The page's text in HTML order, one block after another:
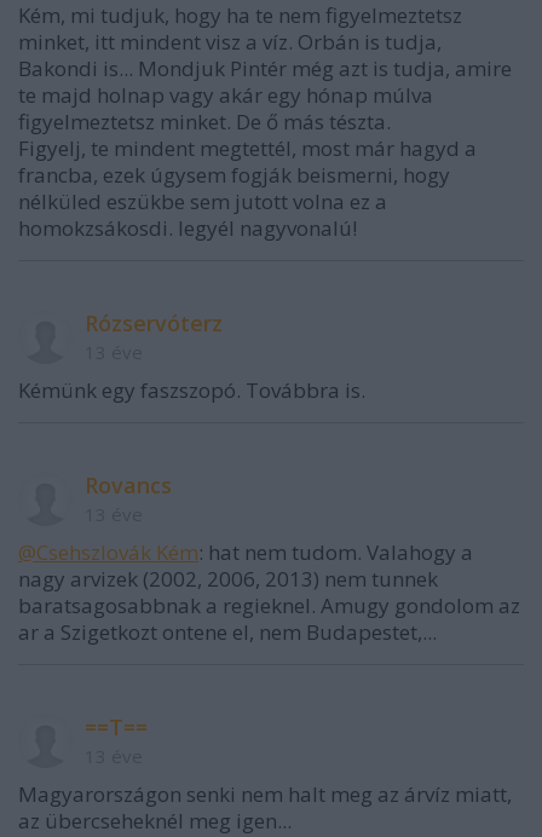
Kém, mi tudjuk, hogy ha te nem figyelmeztetsz
minket, itt mindent visz a víz. Orbán is tudja,
Bakondi is... Mondjuk Pintér még azt is tudja, amire
te majd holnap vagy akár egy hónap múlva
figyelmeztetsz minket. De ő más tészta.
Figyelj, te mindent megtettél, most már hagyd a
francba, ezek úgysem fogják beismerni, hogy
nélküled eszükbe sem jutott volna ez a
homokzsákosdi. legyél nagyvonalú!
Rózservóterz
Kémünk egy faszszopó. Továbbra is.
Rovancs
@Csehszlovák Kém: hat nem tudom. Valahogy a
nagy arvizek (2002, 2006, 2013) nem tunnek
baratsagosabbnak a regieknel. Amugy gondolom az
ar a Szigetkozt ontene el, nem Budapestet,...
==T==
Magyarországon senki nem halt meg az árvíz miatt,
az übercseheknél meg igen...